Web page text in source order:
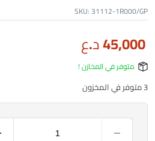
SKU:31112-1R000/GP
45,000د.ع
متوفر في المخازن !
3 متوفر في المخزون